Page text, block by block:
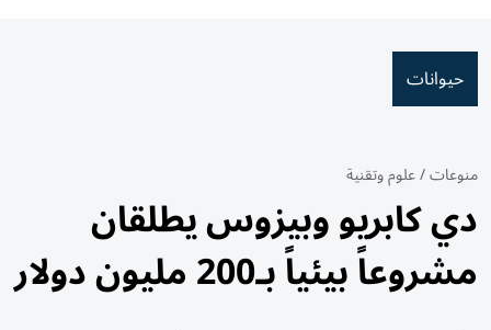
حيوانات
منوعات/علوم وتقنية
دي كابريو وبيزوس يطلقان
مشروعاً بيئياً بـ200 مليون دولار